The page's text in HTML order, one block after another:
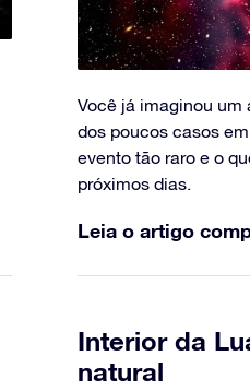
Você já imaginou um
dos poucos casos
evento tão raro e o
próximos dias.
Leia o artigo
Interior da
natural